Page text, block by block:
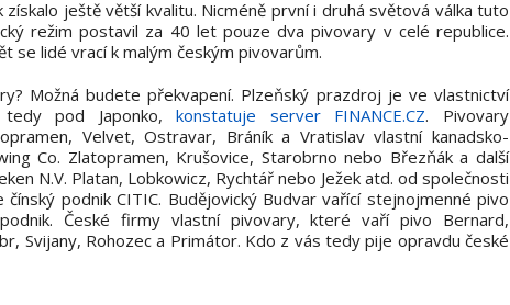
ještě větší kvalitu. Nicméně první i druhá světová válka tuto
režim postavil za 40 let pouze dva pivovary v celé republice.
se lidé vrací k malým českým pivovarům.
Možná budete překvapení. Plzeňský prazdroj je ve vlastnictví
tedy pod Japonko,konstatuje server FINANCE.CZ. Pivovary
Velvet, Ostravar, Bráník a Vratislav vlastní kanadsko-
Co. Zlatopramen, Krušovice, Starobrno nebo Březňák a další
N.V. Platan, Lobkowicz, Rychtář nebo Ježek atd. od společnosti
podnik CITIC. Budějovický Budvar vařící stejnojmenné pivo
České firmy vlastní pivovary, které vaří pivo Bernard,
Svijany, Rohozec a Primátor. Kdo z vás tedy pije opravdu české